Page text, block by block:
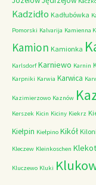
Kadzidło Kadłubówka
Pomorski Kalvarija Kamienna
Kamion Kamionka
Karlsdorf Karniewo Karnin
Karpniki Karwia Karwica
Kazimierzowo Kaznów
Kerszek Kicin Kiciny Kiekrz
Kiełpin Kiełpino Kikół
Kleczew Kleinkoschen
Kluczewo Kluki